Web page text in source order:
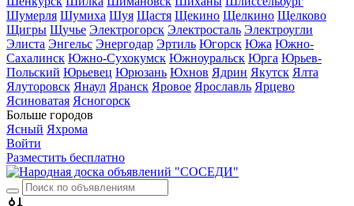
Шумерля Шумиха Шуя Щастя Щекино Щелкино Щелково
Щигры Щучье Электрогорск Электросталь Электроугли
Элиста Энгельс Энергодар Эртиль Югорск Южа Южно-
Сахалинск Южно-Сухокумск Южноуральск Юрга Юрьев-
Польский Юрьевец Юрюзань Юхнов Ядрин Якутск Ялта
Ялуторовск Янаул Яранск Яровое Ярославль Ярцево
Ясиноватая Ясногорск
Больше городов
Ясный Яхрома
Войти
Разместить бесплатно